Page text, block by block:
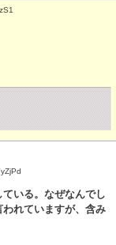
いる。なぜなんでし
れていますが、含み